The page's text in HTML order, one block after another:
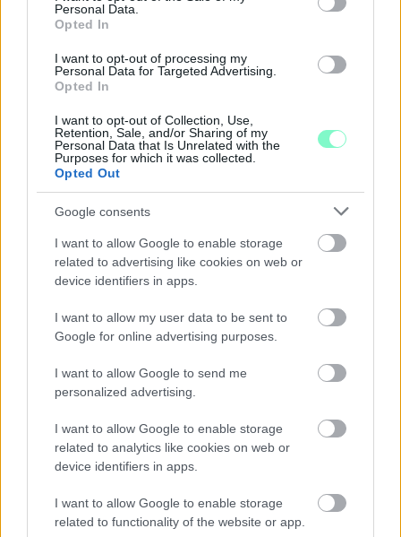
Personal Data.
Opted In
I want to opt-out of processing my
Personal Data for Targeted Advertising.
Opted In
I want to opt-out of Collection, Use,
Retention, Sale, and/or Sharing of my
Personal Data that Is Unrelated with the
Purposes for which it was collected.
Opted Out
Google consents
I want to allow Google to enable storage
related to advertising like cookies on web or
device identifiers in apps.
I want to allow my user data to be sent to
Google for online advertising purposes.
I want to allow Google to send me
personalized advertising.
I want to allow Google to enable storage
related to analytics like cookies on web or
device identifiers in apps.
I want to allow Google to enable storage
related to functionality of the website or app.
A BAROKK ÖSSZES ÁRNYALATA ÉS MÉG EGY SOR
KIVÁLÓ PROGRAM VÁR MINDENKIT EZEN A HÉTVÉGÉN
Középpontban a hagyományőrzés, de lesz Pogány Induló és
Majka koncert, jóga szeánsz, “borhajózás” és egy csomó minden